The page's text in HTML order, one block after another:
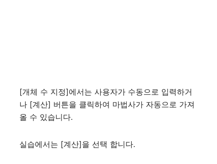
[개체 수 지정]에서는 사용자가 수동으로 입력하거
나 [계산] 버튼을 클릭하여 마법사가 자동으로 가져
올 수 있습니다.
실습에서는 [계산]을 선택 합니다.